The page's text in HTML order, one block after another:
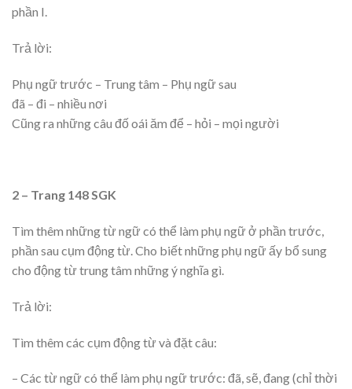
phần I.
Trả lời:
Phụ ngữ trước – Trung tâm – Phụ ngữ sau
đã – đi – nhiều nơi
Cũng ra những câu đố oái ăm để – hỏi – mọi người
2 – Trang 148 SGK
Tìm thêm những từ ngữ có thể làm phụ ngữ ở phần trước,
phần sau cụm động từ. Cho biết những phụ ngữ ấy bổ sung
cho động từ trung tâm những ý nghĩa gì.
Trả lời:
Tìm thêm các cụm động từ và đặt câu:
– Các từ ngữ có thể làm phụ ngữ trước: đã, sẽ, đang (chỉ thời